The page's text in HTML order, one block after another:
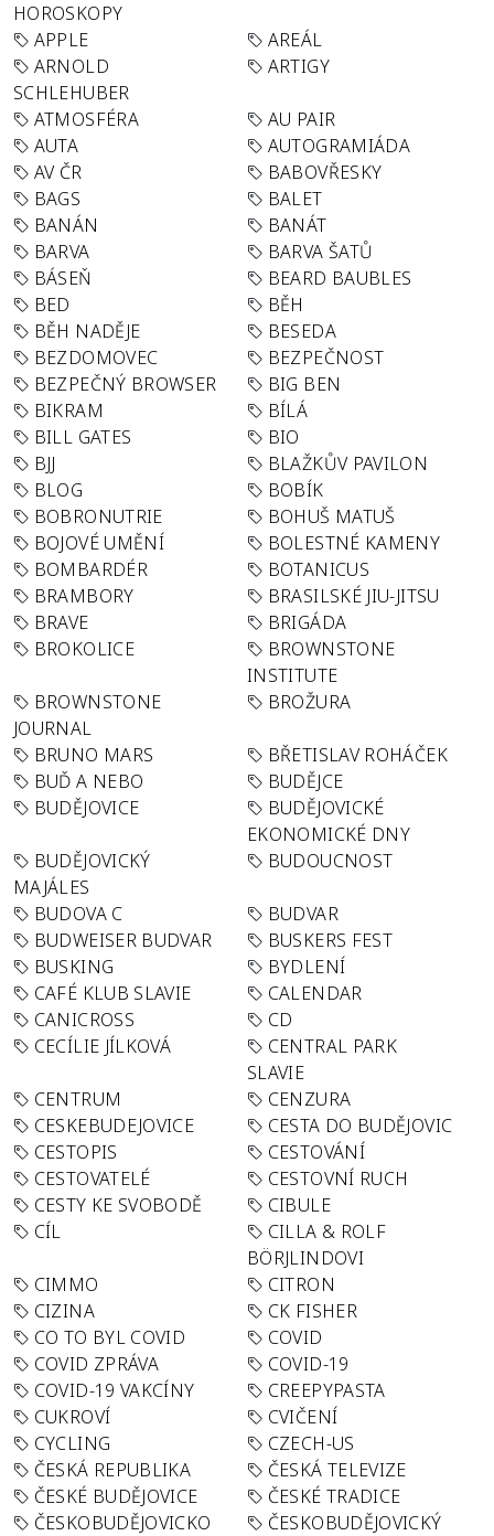
HOROSKOPY
APPLE
AREÁL
ARNOLD
SCHLEHUBER
ARTIGY
ATMOSFÉRA
AU PAIR
AUTA
AUTOGRAMIÁDA
AV ČR
BABOVŘESKY
BAGS
BALET
BANÁN
BANÁT
BARVA
BARVA ŠATŮ
BÁSEŇ
BEARD BAUBLES
BED
BĚH
BĚH NADĚJE
BESEDA
BEZDOMOVEC
BEZPEČNOST
BEZPEČNÝ BROWSER
BIG BEN
BIKRAM
BÍLÁ
BILL GATES
BIO
BJJ
BLAŽKŮV PAVILON
BLOG
BOBÍK
BOBRONUTRIE
BOHUŠ MATUŠ
BOJOVÉ UMĚNÍ
BOLESTNÉ KAMENY
BOMBARDÉR
BOTANICUS
BRAMBORY
BRASILSKÉ JIU-JITSU
BRAVE
BRIGÁDA
BROKOLICE
BROWNSTONE
INSTITUTE
BROWNSTONE
JOURNAL
BROŽURA
BRUNO MARS
BŘETISLAV ROHÁČEK
BUĎ A NEBO
BUDĚJCE
BUDĚJOVICE
BUDĚJOVICKÉ
EKONOMICKÉ DNY
BUDĚJOVICKÝ
MAJÁLES
BUDOUCNOST
BUDOVA C
BUDVAR
BUDWEISER BUDVAR
BUSKERS FEST
BUSKING
BYDLENÍ
CAFÉ KLUB SLAVIE
CALENDAR
CANICROSS
CD
CECÍLIE JÍLKOVÁ
CENTRAL PARK
SLAVIE
CENTRUM
CENZURA
CESKEBUDEJOVICE
CESTA DO BUDĚJOVIC
CESTOPIS
CESTOVÁNÍ
CESTOVATELÉ
CESTOVNÍ RUCH
CESTY KE SVOBODĚ
CIBULE
CÍL
CILLA & ROLF
BÖRJLINDOVI
CIMMO
CITRON
CIZINA
CK FISHER
CO TO BYL COVID
COVID
COVID ZPRÁVA
COVID-19
COVID-19 VAKCÍNY
CREEPYPASTA
CUKROVÍ
CVIČENÍ
CYCLING
CZECH-US
ČESKÁ REPUBLIKA
ČESKÁ TELEVIZE
ČESKÉ BUDĚJOVICE
ČESKÉ TRADICE
ČESKOBUDĚJOVICKO
ČESKOBUDĚJOVICKÝ